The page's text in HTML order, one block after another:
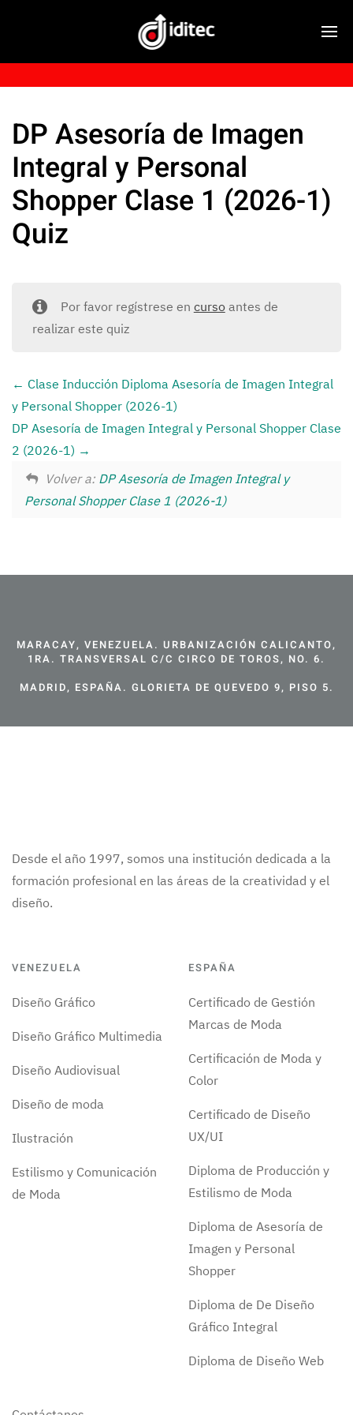
DP Asesoría de Imagen
Integral y Personal
Shopper Clase 1 (2026-1)
Quiz
Por favor regístrese en cursoantes de
realizar este quiz
Clase Inducción Diploma Asesoría de Imagen Integral
y Personal Shopper (2026-1)
DP Asesoría de Imagen Integral y Personal Shopper Clase
2 (2026-1)
Volver a: DP Asesoría de Imagen Integral y
Personal Shopper Clase 1 (2026-1)
MARACAY, VENEZUELA. URBANIZACIÓN CALICANTO,
1RA. TRANSVERSAL C/C CIRCO DE TOROS, NO. 6.
MADRID, ESPAÑA. GLORIETA DE QUEVEDO 9, PISO 5.
Desde el año 1997, somos una institución dedicada a la
formación profesional en las áreas de la creatividad y el
diseño.
VENEZUELA
Diseño Gráfico
Diseño Gráfico Multimedia
Diseño Audiovisual
Diseño de moda
Ilustración
Estilismo y Comunicación
de Moda
ESPAÑA
Certificado de Gestión
Marcas de Moda
Certificación de Moda y
Color
Certificado de Diseño
UX/UI
Diploma de Producción y
Estilismo de Moda
Diploma de Asesoría de
Imagen y Personal
Shopper
Diploma de De Diseño
Gráfico Integral
Diploma de Diseño Web